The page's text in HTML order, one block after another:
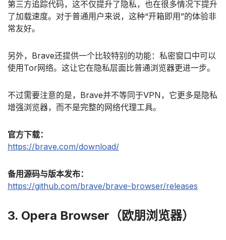
第三方追踪代码，这不仅提升了隐私，也在很多情况下提升
了加载速度。对于普通用户来说，这种“开箱即用”的体验非
常友好。
另外，Brave还提供一个比较特别的功能：私密窗口中可以
使用Tor网络。这让它在隐私层面比普通浏览器更进一步。
不过需要注意的是，Brave并不等同于VPN，它更多是隐私
增强浏览器，而不是完整的网络代理工具。
官方下载：
https://brave.com/download/
备用源码与版本发布：
https://github.com/brave/brave-browser/releases
3. Opera Browser（欧朋浏览器）